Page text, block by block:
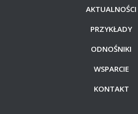
AKTUALNOŚCI
PRZYKŁADY
ODNOŚNIKI
WSPARCIE
KONTAKT